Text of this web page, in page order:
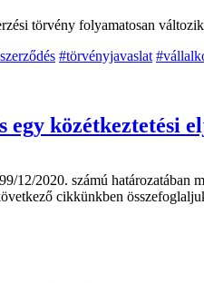
törvény folyamatosan
#törvényjavaslat
egy közétkeztetési
12/2020. számú határozatában
cikkünkben